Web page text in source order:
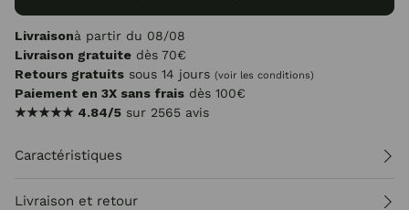
Livraisonà partir du 08/08
Livraison gratuite dès 70€
Retours gratuits sous 14 jours (voir les conditions)
Paiement en 3X sans frais dès 100€
★★★★★ 4.84/5 sur 2565 avis
Caractéristiques
Livraison et retour